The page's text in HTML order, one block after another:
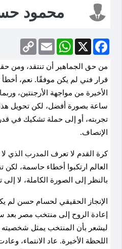
محمود
Facebook
X
WhatsApp
Email
Copy
Link
من حق الجماهير أن تنتقد، ومن
قرار فني لم يكن موفقًا. نعم،
الأخيرة من مواجهة الأرجنتين،
ساعة بصورة أفضل، لكن تحويل
تجربته، أو إلى حملة تشكيك في
الإنصاف.
كرة القدم لا تعرف المدرب الذي
العالم ارتكبوا أخطاء حاسمة،
بالنظر إلى الصورة الكاملة، لا
الإنجاز الحقيقي لحسام حسن لم
إعادة الروح إلى منتخب مصر بعد
ليشعر بأن المنتخب يمثل
اللحظة الأخيرة. عاد الانتماء،